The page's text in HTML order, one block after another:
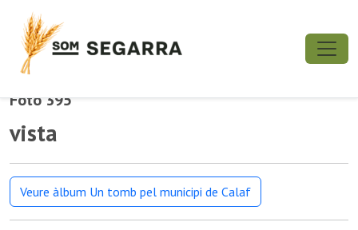
Foto 395
vista
Veure àlbum Un tomb pel municipi de Calaf